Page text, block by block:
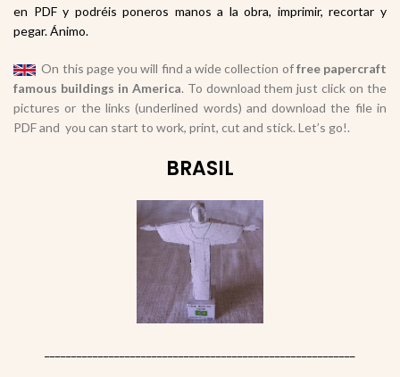
en PDF y podréis poneros manos a la obra, imprimir, recortar y
pegar. Ánimo.
On this page you will find a wide collection offree papercraft
famous buildings in America. To download them just click on the
pictures or the links (underlined words) and download the file in
PDF and you can start to work, print, cut and stick. Let’s go!.
BRASIL